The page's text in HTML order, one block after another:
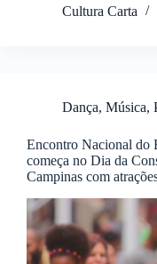
Cultura Carta
Dança, Música,
Encontro Nacional do
começa no Dia da
Campinas com